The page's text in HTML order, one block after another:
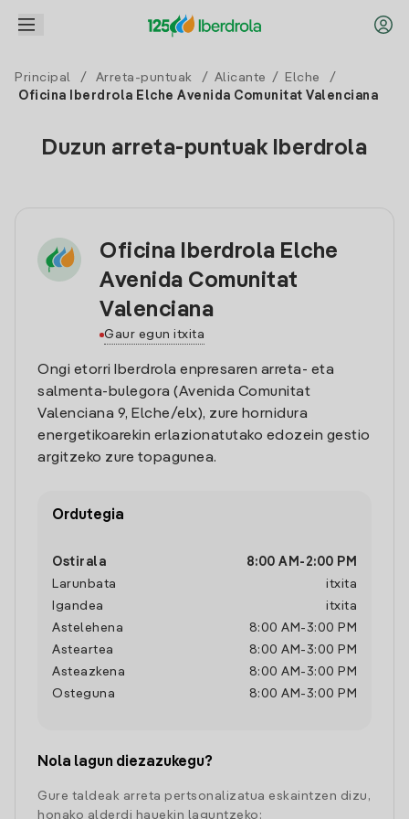
Principal / Arreta-puntuak / Alicante / Elche
/
Oficina Iberdrola Elche Avenida Comunitat Valenciana
Duzun arreta-puntuak Iberdrola
Oficina Iberdrola Elche
Avenida Comunitat
Valenciana
Gaur egun itxita
Ongi etorri Iberdrola enpresaren arreta- eta
salmenta-bulegora (Avenida Comunitat
Valenciana 9, Elche/elx), zure hornidura
energetikoarekin erlazionatutako edozein gestio
argitzeko zure topagunea.
Ordutegia
Ostirala 8:00 AM - 2:00 PM
Larunbata
itxita
Igandea
itxita
Astelehena
8:00 AM -3:00 PM
Asteartea
8:00 AM -3:00 PM
Asteazkena
8:00 AM -3:00 PM
Osteguna
8:00 AM -3:00 PM
Nola lagun diezazukegu?
Gure taldeak arreta pertsonalizatua eskaintzen dizu,
honako alderdi hauekin laguntzeko: